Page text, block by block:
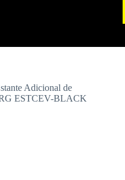
Adicional de
ESTCEV-BLACK